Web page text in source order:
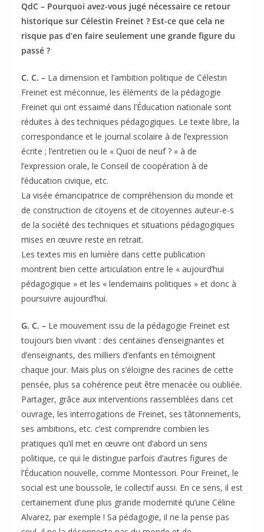
QdC – Pourquoi avez-vous jugé nécessaire ce retour
historique sur Célestin Freinet ? Est-ce que cela ne
risque pas d’en faire seulement une grande figure du
passé ?
C. C. – La dimension et l’ambition politique de Célestin
Freinet est méconnue, les éléments de la pédagogie
Freinet qui ont essaimé dans l’Éducation nationale sont
réduites à des techniques pédagogiques. Le texte libre, la
correspondance et le journal scolaire à de l’expression
écrite ; l’entretien ou le « Quoi de neuf ? » à de
l’expression orale, le Conseil de coopération à de
l’éducation civique, etc.
La visée émancipatrice de compréhension du monde et
de construction de citoyens et de citoyennes auteur-e-s
de la société des techniques et situations pédagogiques
mises en œuvre reste en retrait.
Les textes mis en lumière dans cette publication
montrent bien cette articulation entre le « aujourd’hui
pédagogique » et les « lendemains politiques » et donc à
poursuivre aujourd’hui.
G. C. – Le mouvement issu de la pédagogie Freinet est
toujours bien vivant : des centaines d’enseignantes et
d’enseignants, des milliers d’enfants en témoignent
chaque jour. Mais plus on s’éloigne des racines de cette
pensée, plus sa cohérence peut être menacée ou oubliée.
Partager, grâce aux interventions rassemblées dans cet
ouvrage, les interrogations de Freinet, ses tâtonnements,
ses ambitions, etc. c’est comprendre combien les
pratiques qu’il met en œuvre ont d’abord un sens
politique, ce qui le distingue parfois d’autres figures de
l’Éducation nouvelle, comme Montessori. Pour Freinet, le
social est une boussole, le collectif aussi. En ce sens, il est
certainement d’une plus grande modernité qu’une Céline
Alvarez, par exemple ! Sa pédagogie, il ne la pense pas